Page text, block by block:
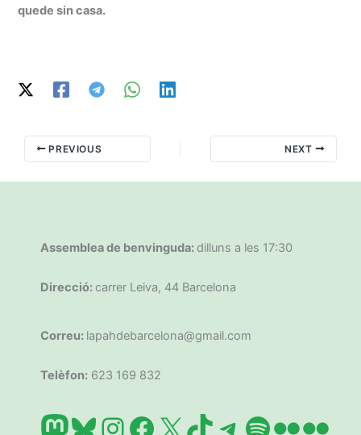
quede sin casa.
PREVIOUS NEXT
Assemblea de benvinguda: dilluns a les 17:30
Direcció: carrer Leiva, 44 Barcelona
Correu: lapahdebarcelona@gmail.com
Telèfon: 623 169 832
Mastodon
Bluesky
Instagram
Facebook
X TikTok
Telegram
Spotify
Flickr